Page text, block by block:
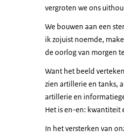
vergroten we ons
We bouwen aan een
ik zojuist noemde,
de oorlog van morgen
Want het beeld
zien artillerie en tanks,
artillerie en
Het is en-en: kwantiteit
In het versterken van